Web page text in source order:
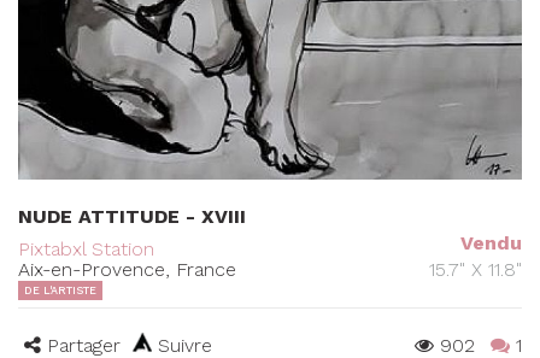
NUDE ATTITUDE - XVIII
Pixtabxl Station
Aix-en-Provence, France
Vendu
15.7" X 11.8"
DE L'ARTISTE
Partager Suivre 902 1